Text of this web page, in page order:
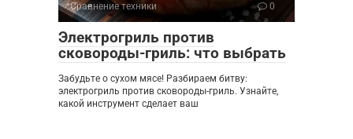
Сравнение техники 0
Электрогриль против
сковороды-гриль: что выбрать
Забудьте о сухом мясе! Разбираем битву:
электрогриль против сковороды-гриль. Узнайте,
какой инструмент сделает ваш